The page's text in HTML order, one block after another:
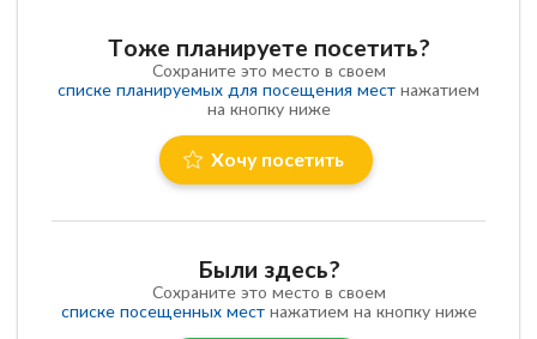
Тоже планируете посетить?
Сохраните это место в своем
списке планируемых для посещения мест нажатием
на кнопку ниже
Хочу посетить
Были здесь?
Сохраните это место в своем
списке посещенных местнажатием на кнопку ниже